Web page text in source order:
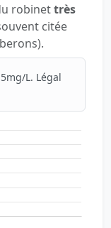
robinettrès
citée
L. Légal